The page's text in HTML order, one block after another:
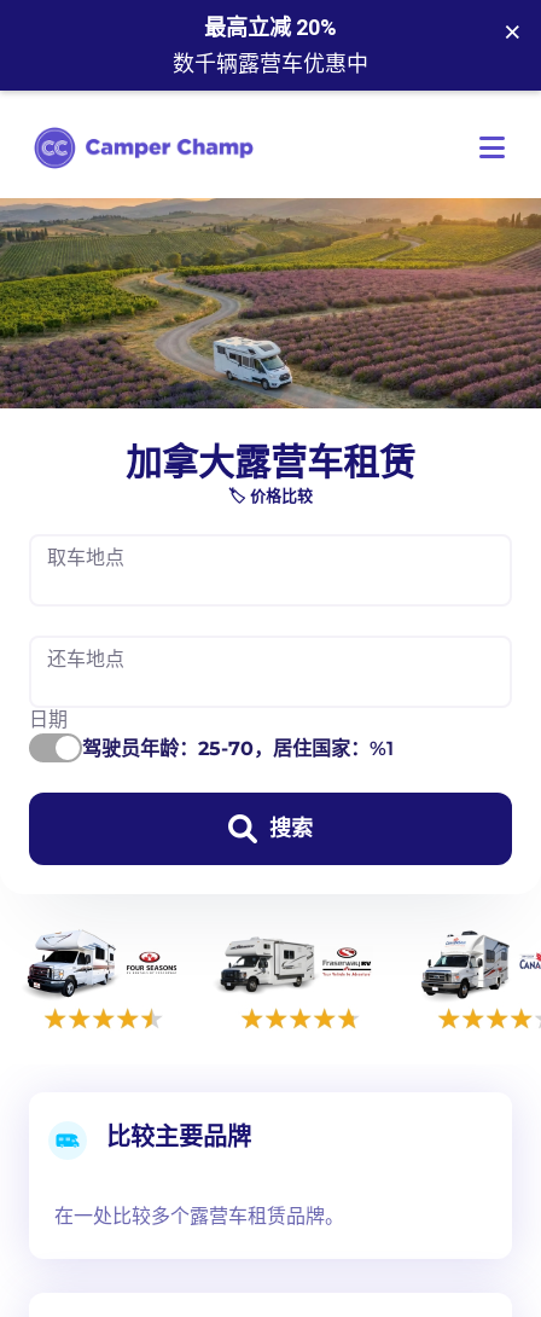
最高立减 20%
数千辆露营车优惠中
×
加拿大露营车租赁
🏷️ 价格比较
取车地点
还车地点
日期
驾驶员年龄： 25-70，居住国家：%1
搜索
比较主要品牌
在一处比较多个露营车租赁品牌。